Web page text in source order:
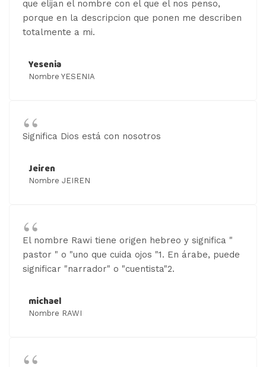
que elijan el nombre con el que el nos penso,
porque en la descripcion que ponen me describen
totalmente a mi.
Yesenia
Nombre YESENIA
Significa Dios está con nosotros
Jeiren
Nombre JEIREN
El nombre Rawi tiene origen hebreo y significa "
pastor " o "uno que cuida ojos "1. En árabe, puede
significar "narrador" o "cuentista"2.
michael
Nombre RAWI